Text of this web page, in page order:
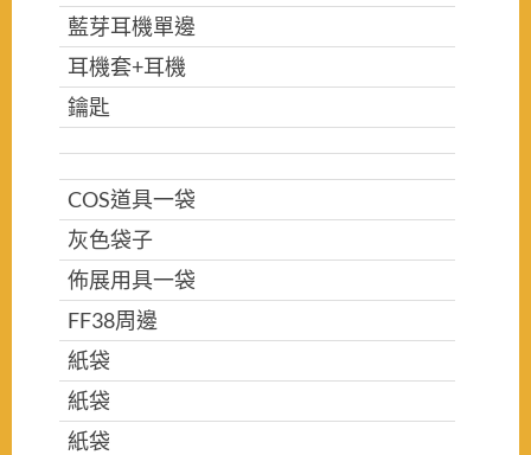
藍芽耳機單邊
耳機套+耳機
鑰匙
COS道具一袋
灰色袋子
佈展用具一袋
FF38周邊
紙袋
紙袋
紙袋